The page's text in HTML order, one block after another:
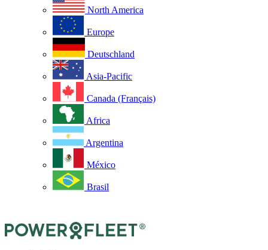
North America
Europe
Deutschland
Asia-Pacific
Canada (Français)
Africa
Argentina
México
Brasil